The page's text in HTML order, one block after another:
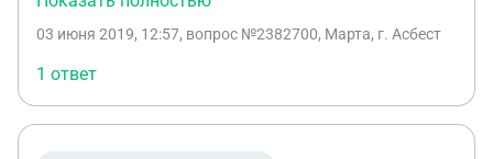
протокол рассмотрел, вынес постановление о
наложении штрафа, копию постановления
направил в контрольно-счетный орган. По
истечению срока, установленного в
03 июня 2019, 12:57, вопрос №2382700, Марта, г. Асбест
1 ответ